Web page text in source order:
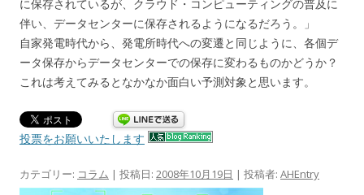
に保存されているが、クラウド・コンピューティングの普及に
伴い、データセンターに保存されるようになるだろう。」
自家発電時代から、発電所時代への変遷と同じように、各個デ
ータ保存からデータセンターでの保存に変わるものかどうか？
これは考えてみるとなかなか面白い予測対象と思います。
投票をお願いいたします
カテゴリー: コラム | 投稿日: 2008年10月19日 | 投稿者: AHEntry